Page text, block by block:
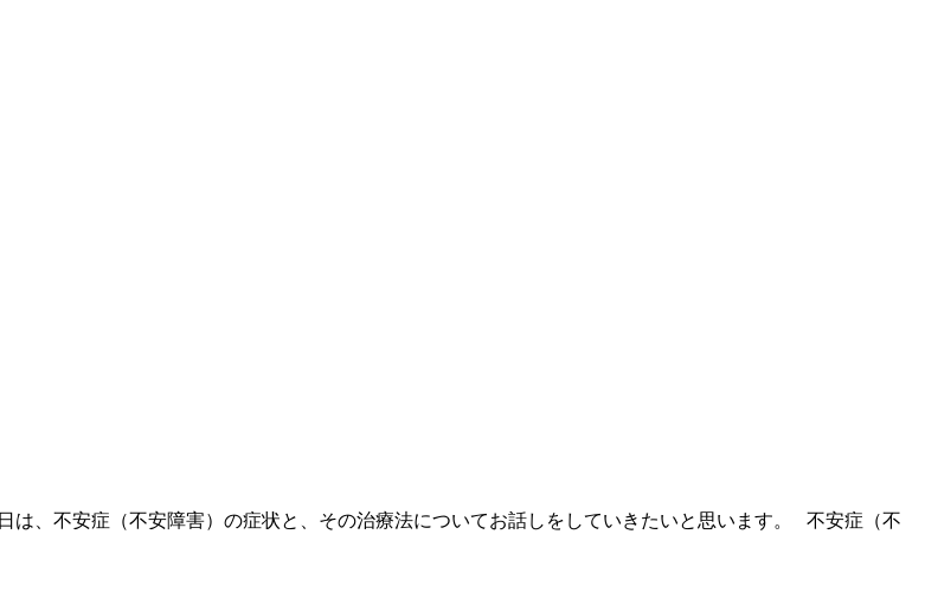
、不安症（不安障害）の症状と、その治療法についてお話しをしていきたいと思います。 不安症（不